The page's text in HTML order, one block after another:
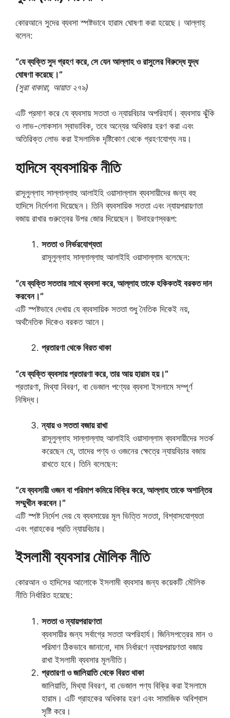
কোরআনে সুদের ব্যবসা স্পষ্টভাবে হারাম ঘোষণা করা হয়েছে। আল্লাহ্‌
বলেন:
“যে ব্যক্তি সুদ গ্রহণ করে, সে যেন আল্লাহ ও রাসুলের বিরুদ্ধে যুদ্ধ
ঘোষণা করেছে।”
(সুরা বাকারা, আয়াত ২৭৯)
এটি প্রমাণ করে যে ব্যবসায় সততা ও ন্যায়বিচার অপরিহার্য। ব্যবসায় ঝুঁকি
ও লাভ-লোকসান স্বাভাবিক, তবে অন্যের অধিকার হরণ করা এবং
অতিরিক্ত লোভ করা ইসলামিক দৃষ্টিকোণ থেকে গ্রহণযোগ্য নয়।
হাদিসে ব্যবসায়িক নীতি
রাসূলুল্লাহ সাল্লাল্লাহু আলাইহি ওয়াসাল্লাম ব্যবসায়ীদের জন্য বহু
হাদিসে নির্দেশনা দিয়েছেন। তিনি ব্যবসায়িক সততা এবং ন্যায়পরায়ণতা
বজায় রাখার গুরুত্বের উপর জোর দিয়েছেন। উদাহরণস্বরূপ:
সততা ও নির্ভরযোগ্যতা
রাসূলুল্লাহ সাল্লাল্লাহু আলাইহি ওয়াসাল্লাম বলেছেন:
“যে ব্যক্তি সততার সাথে ব্যবসা করে, আল্লাহ তাকে হকিকতই বরকত দান
করবেন।”
এটি স্পষ্টভাবে দেখায় যে ব্যবসায়িক সততা শুধু নৈতিক দিকেই নয়,
অর্থনৈতিক দিকেও বরকত আনে।
প্রতারণা থেকে বিরত থাকা
“যে ব্যক্তি ব্যবসায় প্রতারণা করে, তার আয় হারাম হয়।”
প্রতারণা, মিথ্যা বিবরণ, বা ভেজাল পণ্যের ব্যবসা ইসলামে সম্পূর্ণ
নিষিদ্ধ।
ন্যায় ও সততা বজায় রাখা
রাসূলুল্লাহ সাল্লাল্লাহু আলাইহি ওয়াসাল্লাম ব্যবসায়ীদের সতর্ক
করেছেন যে, তাদের পণ্য ও ওজনের ক্ষেত্রে ন্যায়বিচার বজায়
রাখতে হবে। তিনি বলেছেন:
“যে ব্যবসায়ী ওজন বা পরিমাপ কমিয়ে বিক্রি করে, আল্লাহ তাকে অশান্তির
সম্মুখীন করবেন।”
এটি স্পষ্ট নির্দেশ দেয় যে ব্যবসায়ের মূল ভিত্তি সততা, বিশ্বাসযোগ্যতা
এবং গ্রাহকের প্রতি ন্যায়বিচার।
ইসলামী ব্যবসার মৌলিক নীতি
কোরআন ও হাদিসের আলোকে ইসলামী ব্যবসার জন্য কয়েকটি মৌলিক
নীতি নির্ধারিত হয়েছে:
সততা ও ন্যায়পরায়ণতা
ব্যবসায়ীর জন্য সর্বাগ্রে সততা অপরিহার্য। জিনিসপত্রের মান ও
পরিমাণ ঠিকভাবে জানানো, দাম নির্ধারণে ন্যায়পরায়ণতা বজায়
রাখা ইসলামী ব্যবসার মূলনীতি।
প্রতারণা ও জালিয়াতি থেকে বিরত থাকা
জালিয়াতি, মিথ্যা বিবরণ, বা ভেজাল পণ্য বিক্রি করা ইসলামে
হারাম। এটি গ্রাহকের অধিকার হরণ এবং সামাজিক অবিশ্বাস
সৃষ্টি করে।